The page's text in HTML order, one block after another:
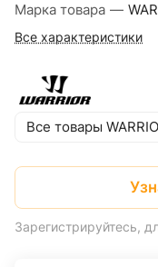
Марка товара —
Все характеристики
Все товары
Зарегистрируйтесь,